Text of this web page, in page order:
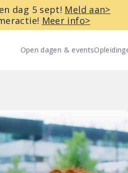
dag 5 sept! Meld aan>
Meer info>
Open dagen & events